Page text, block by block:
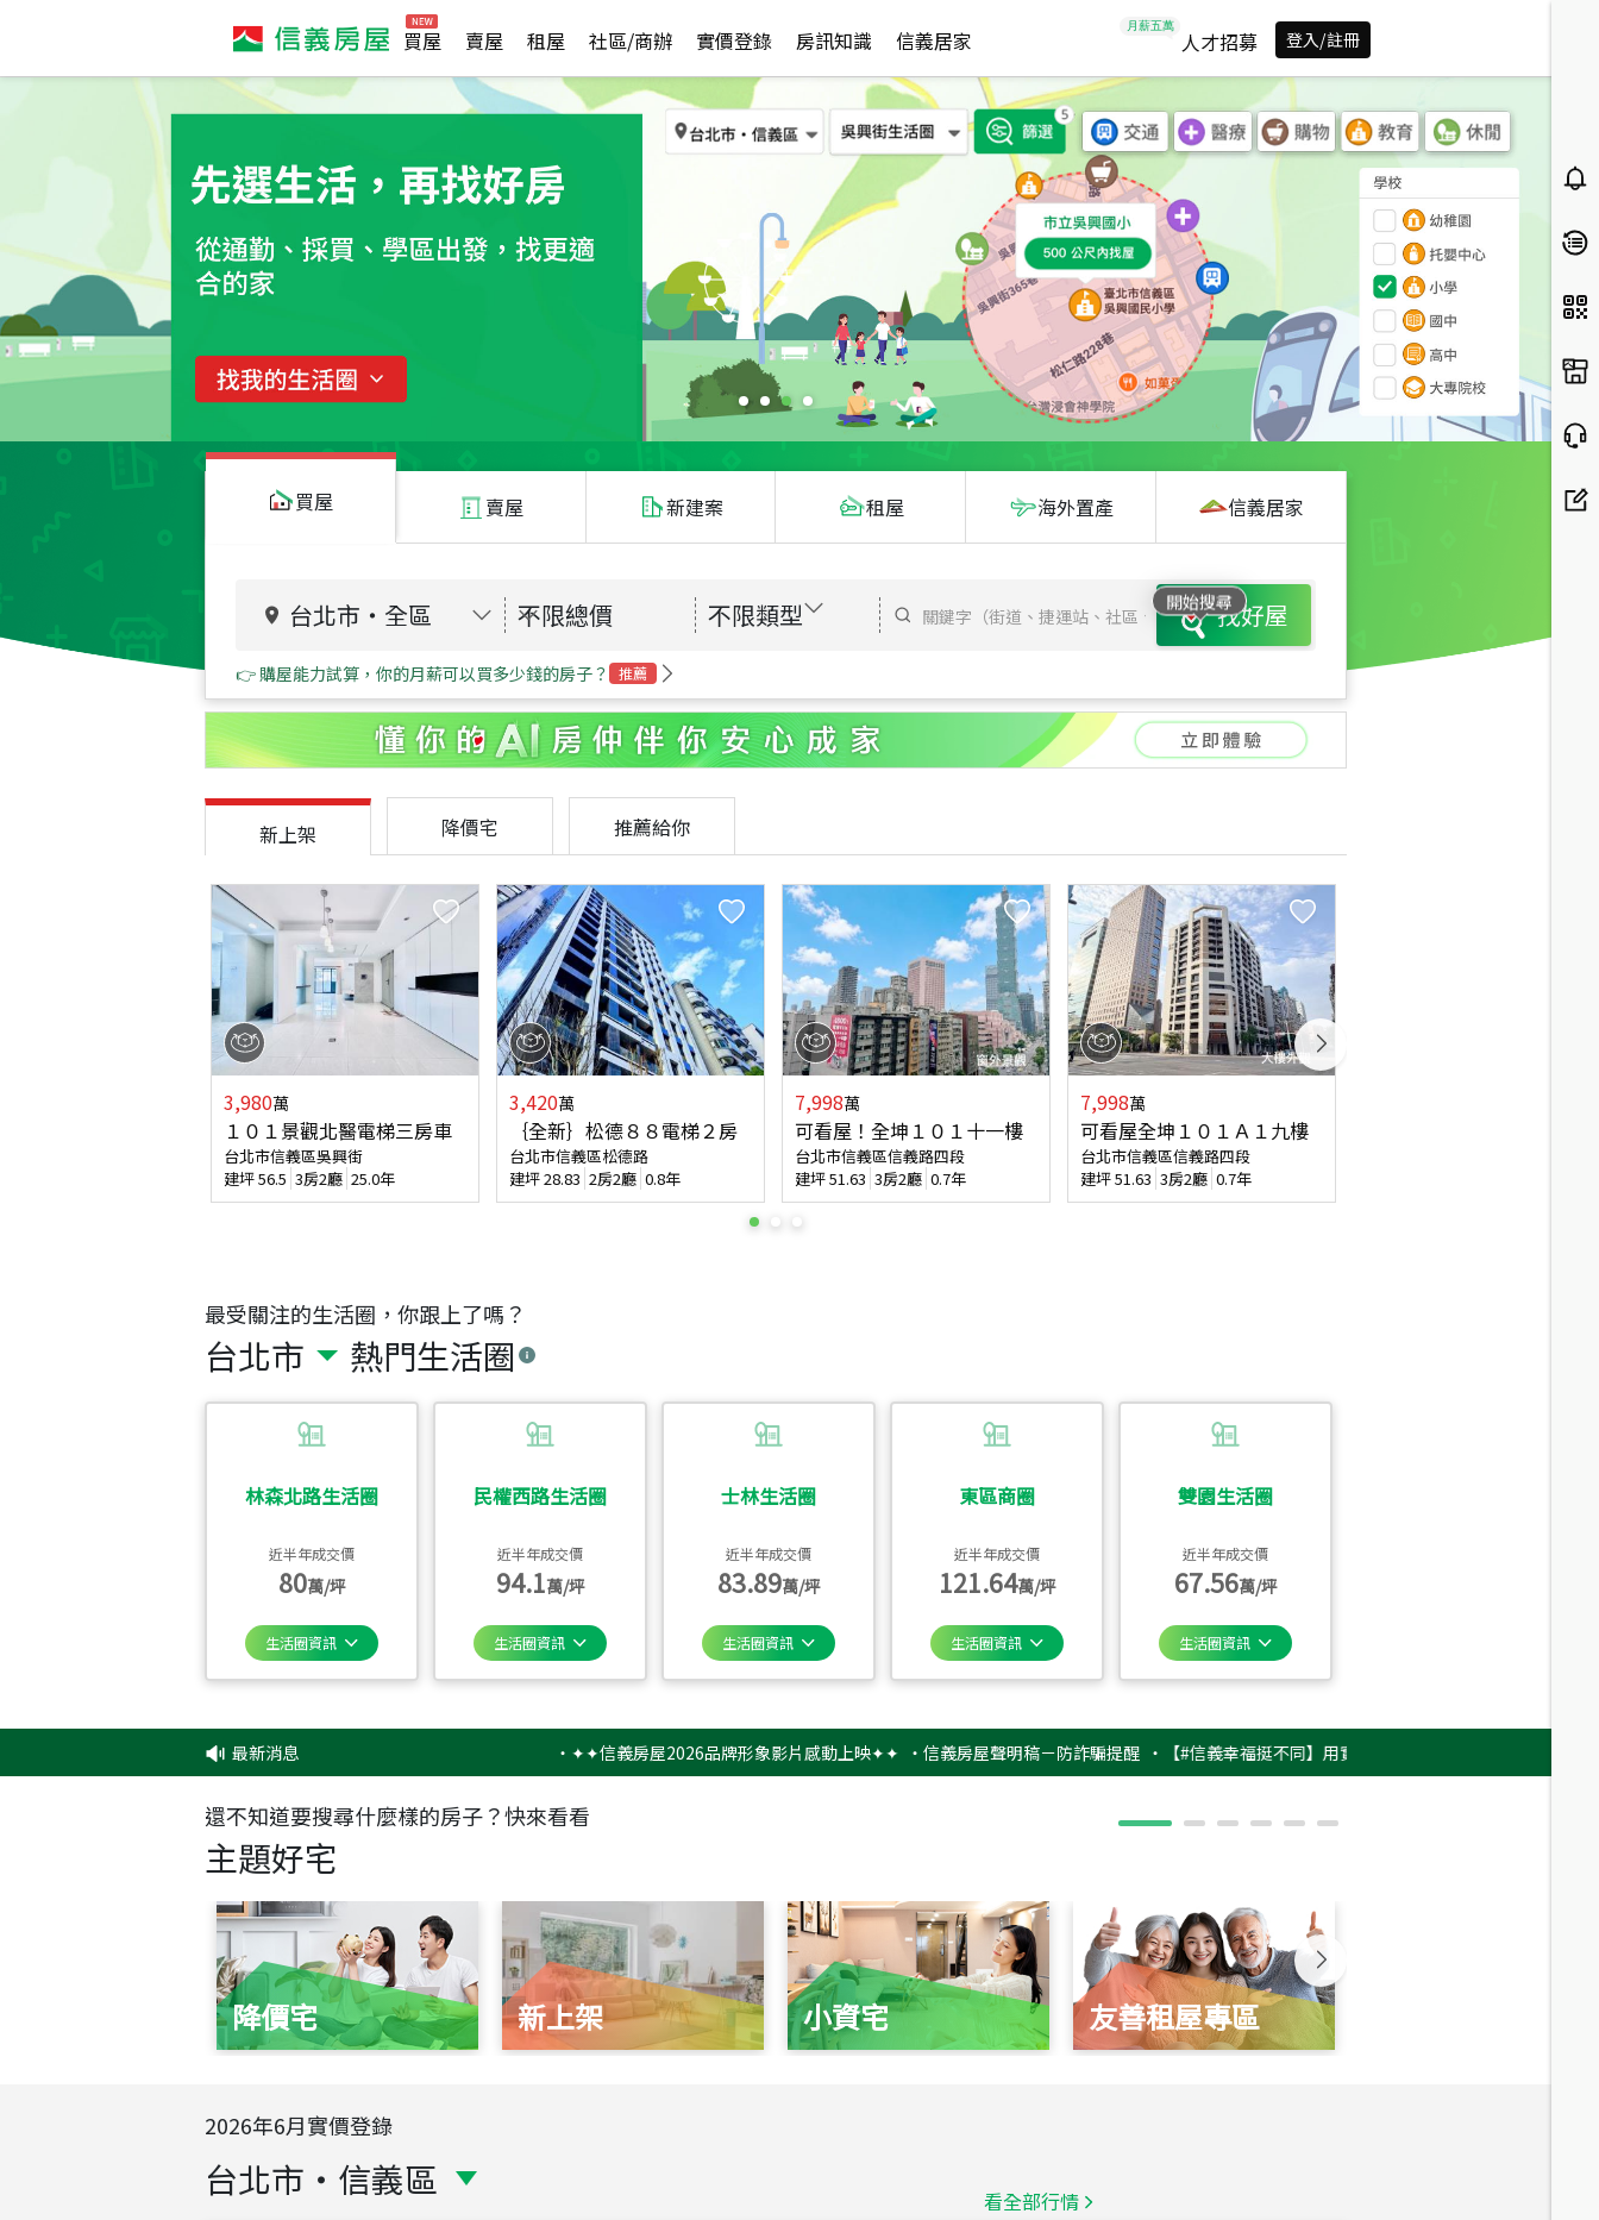
買屋 賣屋 租屋 社區/商辦 實價登錄 房訊知識 信義居家 人才招募 登入/註冊
買屋 賣屋 新建案 租屋 海外置產 信義居家
台北市 ・ 全區 不限總價 不限類型 開始搜尋找好屋
👉 購屋能力試算，你的月薪可以買多少錢的房子？ 推薦
最受關注的生活圈，你跟上了嗎？
台北市 熱門生活圈
林森北路生活圈
近半年成交價
80萬/坪
生活圈資訊
民權西路生活圈
近半年成交價
94.1萬/坪
生活圈資訊
士林生活圈
近半年成交價
83.89萬/坪
生活圈資訊
東區商圈
近半年成交價
121.64萬/坪
生活圈資訊
雙園生活圈
近半年成交價
67.56萬/坪
生活圈資訊
新上架 降價宅 推薦給你
3,980萬
１０１景觀北醫電梯三房車
台北市信義區吳興街
建坪56.5 3房2廳 25.0年
3,420萬
｛全新｝松德８８電梯２房
台北市信義區松德路
建坪28.83 2房2廳 0.8年
7,998萬
可看屋！全坤１０１十一樓
台北市信義區信義路四段
建坪51.63 3房2廳 0.7年
7,998萬
可看屋全坤１０１Ａ１九樓
台北市信義區信義路四段
建坪51.63 3房2廳 0.7年
最新消息 ✦✦信義房屋2026品牌形象影片感動上映✦✦ ‧信義房屋聲明稿－防詐騙提醒 ‧【#信義幸福挺不同】用實力，讓升職免抽號碼牌！最新雇主品牌
還不知道要搜尋什麼樣的房子？快來看看
主題好宅
降價宅 新上架 小資宅 友善租屋專區
2026年6月實價登錄
台北市 ・ 信義區 看全部行情
台北市中山區長春路